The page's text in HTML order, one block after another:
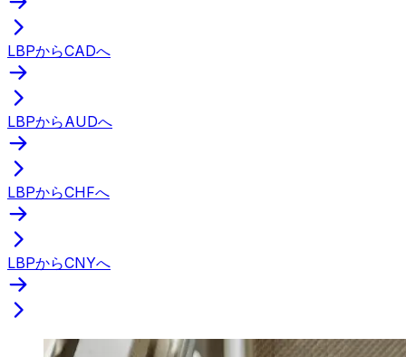
LBPからCADへ
LBPからAUDへ
LBPからCHFへ
LBPからCNYへ